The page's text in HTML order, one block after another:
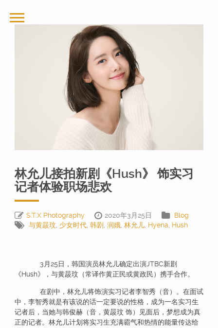
林允儿接拍新剧《Hush》 饰实习
记者体验职场悲欢
S.T.X Photography 2020年3月25日
Blog
与黄晸玟 少女时代 韩剧 润娥 林允儿 Hyena Hush
3月25日，韩国演员林允儿确定出演JTBC新剧
《Hush》，与黄晸玟（常译作黄正民或黄政民）携手合作。
在剧中，林允儿将饰演实习记者李智秀（音）。在面试
中，李智秀就是有该说的话一定要说的性格，成为一名实习生
记者后，当她与韩俊赫（音，黄晸玟 饰）见面后，梦想成为真
正的记者。林允儿计划将实习生充满霸气和热情的能量传达给